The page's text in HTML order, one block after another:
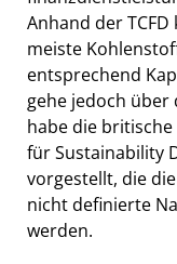
Anhand der
meiste
entsprechend
gehe jedoch über
habe die
für Sustainability
vorgestellt, die
nicht definierte
werden.